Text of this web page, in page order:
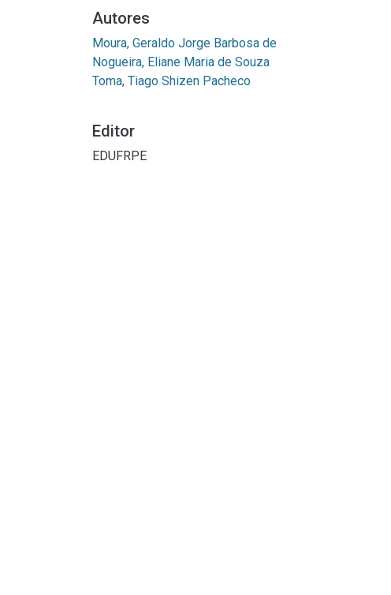
Autores
Moura, Geraldo Jorge Barbosa de
Nogueira, Eliane Maria de Souza
Toma, Tiago Shizen Pacheco
Editor
EDUFRPE